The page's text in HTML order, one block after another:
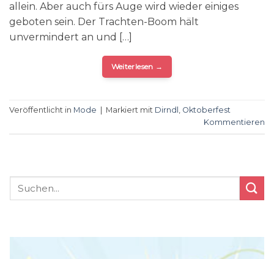
allein. Aber auch fürs Auge wird wieder einiges
geboten sein. Der Trachten-Boom hält
unvermindert an und […]
Weiterlesen →
Veröffentlicht in Mode Markiert mit Dirndl
Oktoberfest
Kommentieren